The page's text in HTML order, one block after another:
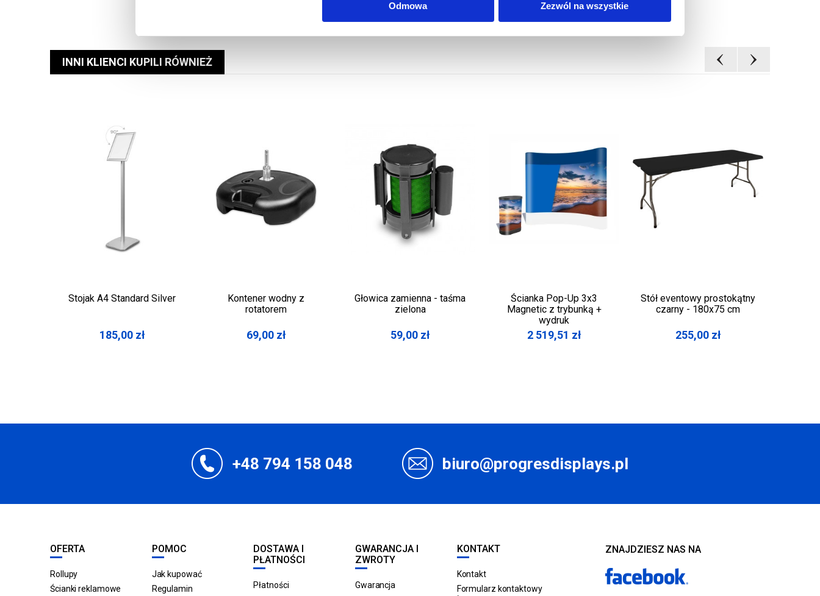
Odmowa Zezwól na wszystkie
INNI KLIENCI KUPILI RÓWNIEŻ
Stojak A4 Standard Silver
185,00 zł
Kontener wodny z
rotatorem
69,00 zł
Głowica zamienna - taśma
zielona
59,00 zł
Ścianka Pop-Up 3x3
Magnetic z trybunką +
wydruk
2 519,51 zł
Stół eventowy prostokątny
czarny - 180x75 cm
255,00 zł
+48 794 158 048 biuro@progresdisplays.pl
OFERTA
Rollupy
Ścianki reklamowe
POMOC
Jak kupować
Regulamin
DOSTAWA I
PŁATNOŚCI
Płatności
GWARANCJA I
ZWROTY
Gwarancja
KONTAKT
Kontakt
Formularz kontaktowy
ZNAJDZIESZ NAS NA